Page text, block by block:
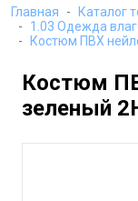
Главная Каталог
1.03 Одежда
Костюм ПВХ
Костюм
зеленый